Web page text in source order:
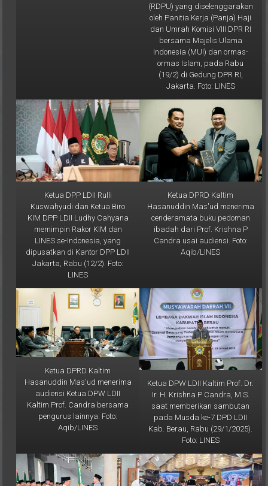
(RDPU) yang diselenggarakan
oleh Panitia Kerja (Panja) Haji
dan Umrah Komisi VIII DPR RI
bersama Majelis Ulama
Indonesia (MUI) dan ormas-
ormas Islam, pada Rabu
(19/2) di Gedung DPR RI,
Jakarta. Foto: LINES
Ketua DPP LDII Rulli
Kuswahyudi dan Ketua Biro
KIM DPP LDII Ludhy Cahyana
memimpin Rakor KIM dan
LINES se-Indonesia, yang
dipusatkan di Kantor DPP LDII
Jakarta, Rabu (12/2). Foto:
LINES
Ketua DPRD Kaltim
Hasanuddin Mas'ud menerima
cenderamata buku pedoman
ibadah dari Prof. Krishna P
Candra usai audiensi. Foto:
Aqib/LINES
Ketua DPRD Kaltim
Hasanuddin Mas'ud menerima
audiensi Ketua DPW LDII
Kaltim Prof. Candra bersama
pengurus lainnya. Foto:
Aqib/LINES
Ketua DPW LDII Kaltim Prof. Dr.
Ir. H. Krishna P Candra, M.S.
saat memberikan sambutan
pada Musda ke-7 DPD LDII
Kab. Berau, Rabu (29/1/2025).
Foto: LINES